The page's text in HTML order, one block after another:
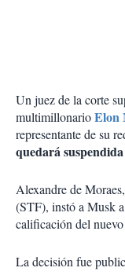
Un juez de la corte
multimillonarioElon
representante de su
quedará suspendida
Alexandre de
(STF), instó a Musk
calificación del
La decisión fue